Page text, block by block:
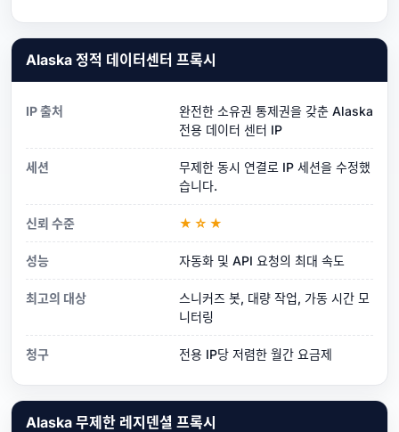
Alaska 정적 데이터센터 프록시
IP 출처
완전한 소유권 통제권을 갖춘 Alaska
전용 데이터 센터 IP
세션
무제한 동시 연결로 IP 세션을 수정했
습니다.
신뢰 수준 ★☆★
성능 자동화 및 API 요청의 최대 속도
최고의 대상
스니커즈 봇, 대량 작업, 가동 시간 모
니터링
청구 전용 IP당 저렴한 월간 요금제
Alaska 무제한 레지덴셜 프록시